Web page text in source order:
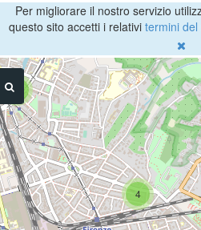
Per migliorare il nostro servizio
questo sito accetti i relativi termini del
4
4